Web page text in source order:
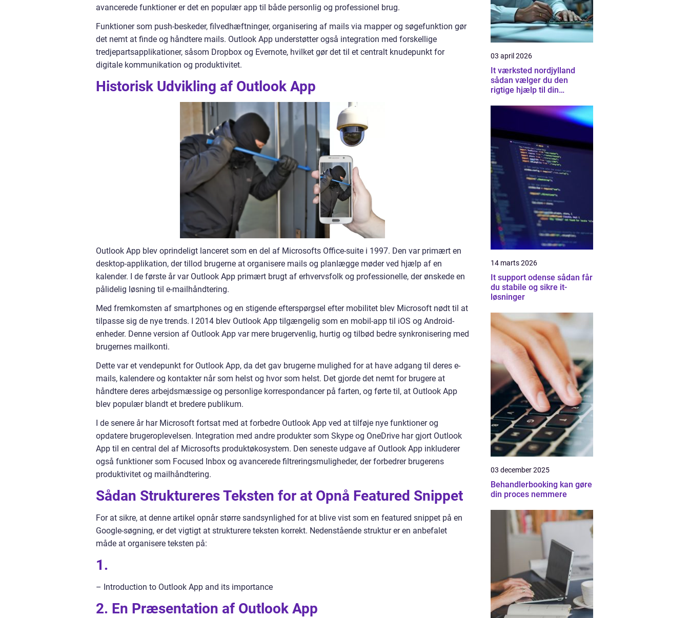
avancerede funktioner er det en populær app til både personlig og professionel brug.
Funktioner som push-beskeder, filvedhæftninger, organisering af mails via mapper og søgefunktion gør
det nemt at finde og håndtere mails. Outlook App understøtter også integration med forskellige
tredjepartsapplikationer, såsom Dropbox og Evernote, hvilket gør det til et centralt knudepunkt for
digitale kommunikation og produktivitet.
Historisk Udvikling af Outlook App
Outlook App blev oprindeligt lanceret som en del af Microsofts Office-suite i 1997. Den var primært en
desktop-applikation, der tillod brugerne at organisere mails og planlægge møder ved hjælp af en
kalender. I de første år var Outlook App primært brugt af erhvervsfolk og professionelle, der ønskede en
pålidelig løsning til e-mailhåndtering.
Med fremkomsten af smartphones og en stigende efterspørgsel efter mobilitet blev Microsoft nødt til at
tilpasse sig de nye trends. I 2014 blev Outlook App tilgængelig som en mobil-app til iOS og Android-
enheder. Denne version af Outlook App var mere brugervenlig, hurtig og tilbød bedre synkronisering med
brugernes mailkonti.
Dette var et vendepunkt for Outlook App, da det gav brugerne mulighed for at have adgang til deres e-
mails, kalendere og kontakter når som helst og hvor som helst. Det gjorde det nemt for brugere at
håndtere deres arbejdsmæssige og personlige korrespondancer på farten, og førte til, at Outlook App
blev populær blandt et bredere publikum.
I de senere år har Microsoft fortsat med at forbedre Outlook App ved at tilføje nye funktioner og
opdatere brugeroplevelsen. Integration med andre produkter som Skype og OneDrive har gjort Outlook
App til en central del af Microsofts produktøkosystem. Den seneste udgave af Outlook App inkluderer
også funktioner som Focused Inbox og avancerede filtreringsmuligheder, der forbedrer brugerens
produktivitet og mailhåndtering.
Sådan Struktureres Teksten for at Opnå Featured Snippet
For at sikre, at denne artikel opnår større sandsynlighed for at blive vist som en featured snippet på en
Google-søgning, er det vigtigt at strukturere teksten korrekt. Nedenstående struktur er en anbefalet
måde at organisere teksten på:
1.
– Introduction to Outlook App and its importance
2. En Præsentation af Outlook App
03 april 2026
It værksted nordjylland
sådan vælger du den
rigtige hjælp til din
14 marts 2026
It support odense sådan får
du stabile og sikre it-
løsninger
03 december 2025
Behandlerbooking kan gøre
din proces nemmere